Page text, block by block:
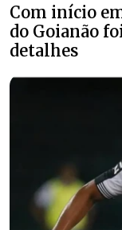
Com início
do Goianão
detalhes